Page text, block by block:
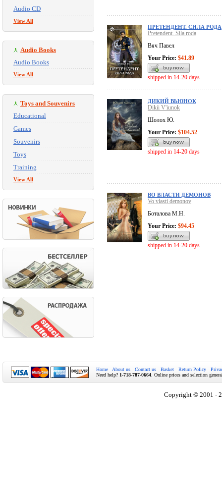
Audio CD
View All
Audio Books
Audio Books
View All
Toys and Souvenirs
Educational
Games
Souvenirs
Toys
Training
View All
ПРЕТЕНДЕНТ. СИЛА РОДА
Pretendent. Sila roda
Вяч Павел
Your Price: $41.89
shipped in 14-20 days
ДИКИЙ ВЬЮНОК
Dikii V'iunok
Шолох Ю.
Your Price: $104.52
shipped in 14-20 days
ВО ВЛАСТИ ДЕМОНОВ
Vo vlasti demonov
Боталова М.Н.
Your Price: $94.45
shipped in 14-20 days
Home About us Contact us Basket Return Policy
Need help? 1-718-787-0664 . Online prices and selection
Copyright © 2001 -